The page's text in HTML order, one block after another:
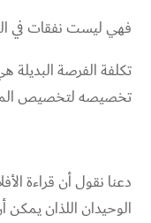
فهي ليست نفقات في
تكلفة الفرصة البديلة
تخصيصه لتخصيص
دعنا نقول أن قراءة
الوحيدان اللذان